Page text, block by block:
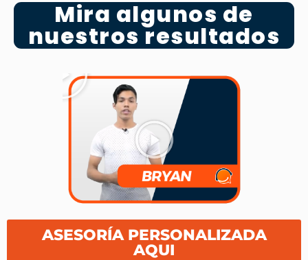
Mira algunos de
nuestros resultados
ASESORÍA PERSONALIZADA
AQUI